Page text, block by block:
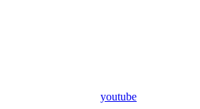
youtube